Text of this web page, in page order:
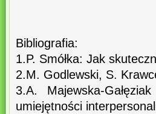
Bibliografia:
1.P. Smółka: Jak
2.M. Godlewski, S.
3.A. Majewska-
umiejętności